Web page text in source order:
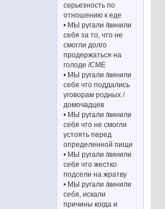
серьезность по
отношению к еде
• МЫ ругали /винили
себя за то, что не
смогли долго
продержаться на
голоде /СМЕ
• МЫ ругали /винили
себя что поддались
уговорам родных /
домочадцев
• МЫ ругали /винили
себя что не смогли
устоять перед
определенной пищи
• МЫ ругали /винили
себя что жестко
подсели на жратву
• МЫ ругали /винили
себя, искали
причины когда и